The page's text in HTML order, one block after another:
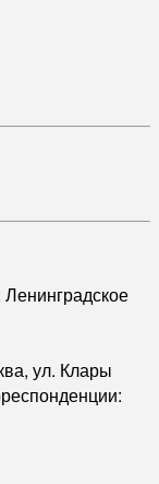
ул. Клары